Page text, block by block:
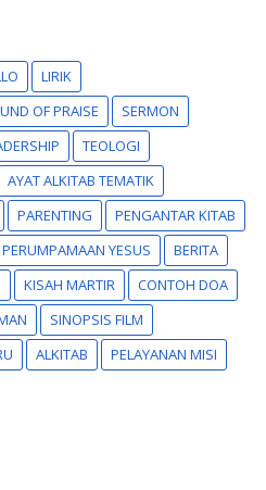
LIRIK
OF PRAISE
SERMON
TEOLOGI
AYAT ALKITAB TEMATIK
PARENTING
PENGANTAR KITAB
PERUMPAMAAN YESUS
BERITA
KISAH MARTIR
CONTOH DOA
SINOPSIS FILM
ALKITAB
PELAYANAN MISI